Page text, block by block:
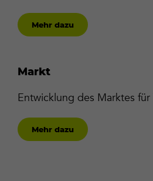
Mehr dazu
Markt
Entwicklung des Marktes
Mehr dazu